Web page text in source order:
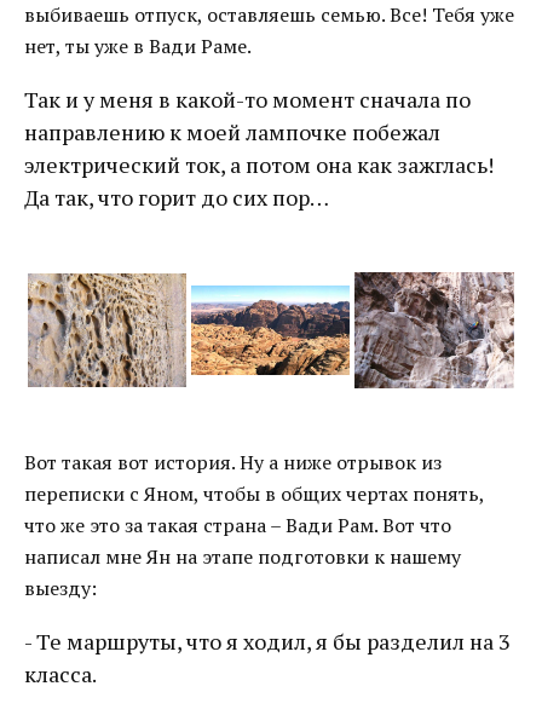
выбиваешь отпуск, оставляешь семью. Все! Тебя уже
нет, ты уже в Вади Раме.
Так и у меня в какой-то момент сначала по
направлению к моей лампочке побежал
электрический ток, а потом она как зажглась!
Да так, что горит до сих пор…
Вот такая вот история. Ну а ниже отрывок из
переписки с Яном, чтобы в общих чертах понять,
что же это за такая страна – Вади Рам. Вот что
написал мне Ян на этапе подготовки к нашему
выезду:
- Те маршруты, что я ходил, я бы разделил на 3
класса.